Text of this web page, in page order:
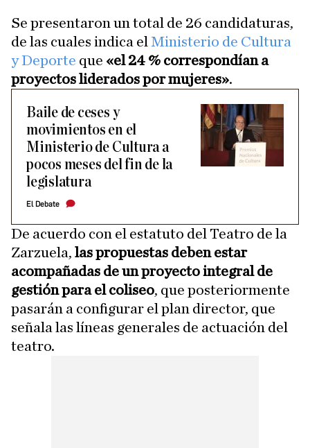
Se presentaron un total de 26 candidaturas,
de las cuales indica el Ministerio de Cultura
y Deporte que «el 24 % correspondían a
proyectos liderados por mujeres».
Baile de ceses y
movimientos en el
Ministerio de Cultura a
pocos meses del fin de la
legislatura
El Debate
De acuerdo con el estatuto del Teatro de la
Zarzuela, las propuestas deben estar
acompañadas de un proyecto integral de
gestión para el coliseo, que posteriormente
pasarán a configurar el plan director, que
señala las líneas generales de actuación del
teatro.